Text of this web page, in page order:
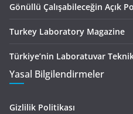
Gönüllü Çalışabileceğin Açık
Turkey Laboratory Magazine
Türkiye’nin Laboratuvar
Yasal Bilgilendirmeler
Gizlilik Politikası